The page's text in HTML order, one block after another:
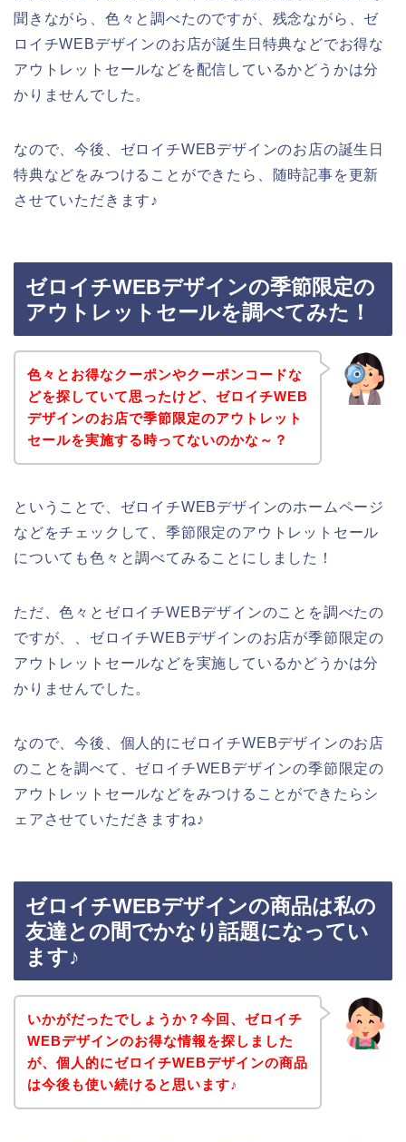
聞きながら、色々と調べたのですが、残念ながら、ゼ
ロイチWEBデザインのお店が誕生日特典などでお得な
アウトレットセールなどを配信しているかどうかは分
かりませんでした。
なので、今後、ゼロイチWEBデザインのお店の誕生日
特典などをみつけることができたら、随時記事を更新
させていただきます♪
ゼロイチWEBデザインの季節限定の
アウトレットセールを調べてみた！
色々とお得なクーポンやクーポンコードな
どを探していて思ったけど、ゼロイチWEB
デザインのお店で季節限定のアウトレット
セールを実施する時ってないのかな～？
ということで、ゼロイチWEBデザインのホームページ
などをチェックして、季節限定のアウトレットセール
についても色々と調べてみることにしました！
ただ、色々とゼロイチWEBデザインのことを調べたの
ですが、、ゼロイチWEBデザインのお店が季節限定の
アウトレットセールなどを実施しているかどうかは分
かりませんでした。
なので、今後、個人的にゼロイチWEBデザインのお店
のことを調べて、ゼロイチWEBデザインの季節限定の
アウトレットセールなどをみつけることができたらシ
ェアさせていただきますね♪
ゼロイチWEBデザインの商品は私の
友達との間でかなり話題になってい
ます♪
いかがだったでしょうか？今回、ゼロイチ
WEBデザインのお得な情報を探しました
が、個人的にゼロイチWEBデザインの商品
は今後も使い続けると思います♪